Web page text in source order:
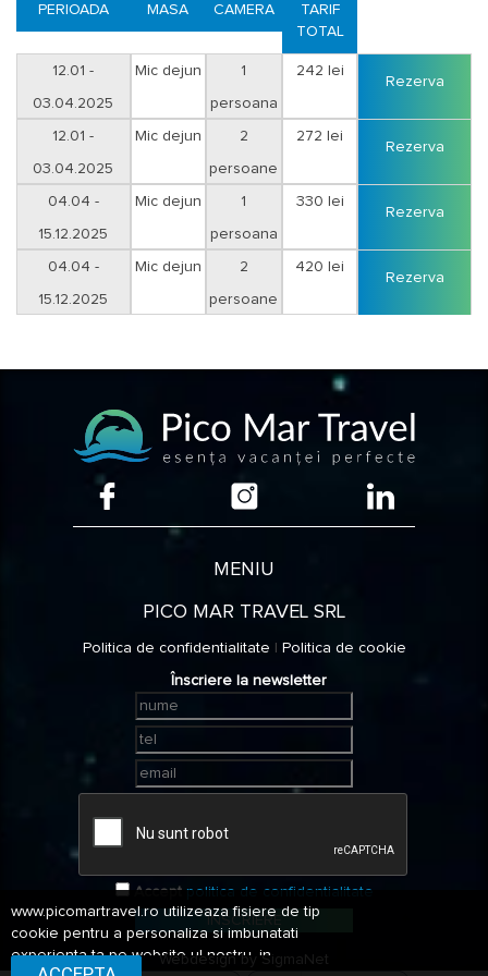
- in cont cu ordin de plata cu ajutorul facturii proforme.
PERIOADA MASA CAMERA
TARIF
TOTAL
12.01 -
03.04.2025
Mic dejun 1
persoana
242 lei
Rezerva
12.01 -
03.04.2025
Mic dejun 2
persoane
272 lei
Rezerva
04.04 -
15.12.2025
Mic dejun 1
persoana
330 lei
Rezerva
04.04 -
15.12.2025
Mic dejun 2
persoane
420 lei
Rezerva
MENIU
PICO MAR TRAVEL SRL
Politica de confidentialitate | Politica de cookie
Înscriere la newsletter
Acceptpolitica de confidentialitate
ÎNSCRIERE
Webdesign bySigmaNet
www.picomartravel.ro utilizeaza fisiere de tip
cookie pentru a personaliza si imbunatati
experienta ta pe website-ul nostru, in